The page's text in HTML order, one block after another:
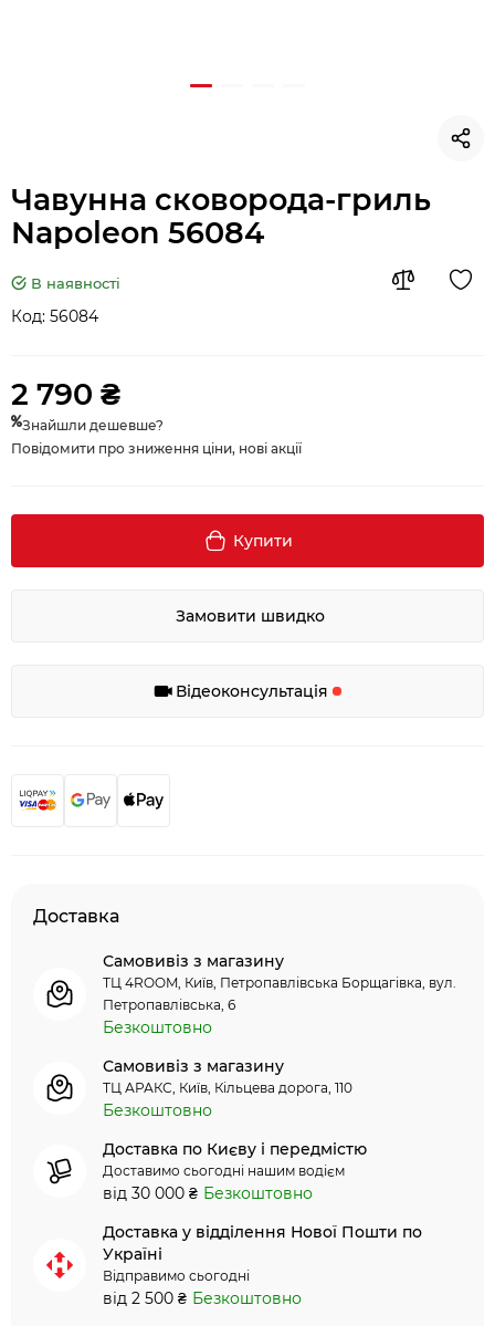
Чавунна сковорода-гриль
Napoleon 56084
В наявності
Код: 56084
2 790 ₴
Знайшли дешевше?
Повідомити про зниження ціни, нові акції
Купити
Замовити швидко
Відеоконсультація
Доставка
Самовивіз з магазину
ТЦ 4ROOM, Київ, Петропавлівська Борщагівка, вул.
Петропавлівська, 6
Безкоштовно
Самовивіз з магазину
ТЦ АРАКС, Київ, Кільцева дорога, 110
Безкоштовно
Доставка по Києву і передмістю
Доставимо сьогодні нашим водієм
від 30 000 ₴ Безкоштовно
Доставка у відділення Нової Пошти по
Україні
Відправимо сьогодні
від 2 500 ₴ Безкоштовно